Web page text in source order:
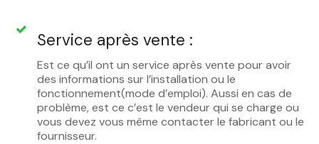
Service après vente :
Est ce qu’il ont un service après vente pour avoir
des informations sur l’installation ou le
fonctionnement(mode d’emploi). Aussi en cas de
problème, est ce c’est le vendeur qui se charge ou
vous devez vous même contacter le fabricant ou le
fournisseur.